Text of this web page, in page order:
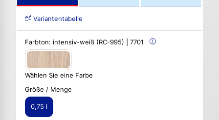
Variantentabelle
Farbton: intensiv-weiß (RC-995) | 7701
Wählen Sie eine Farbe
Größe / Menge
0,75 l